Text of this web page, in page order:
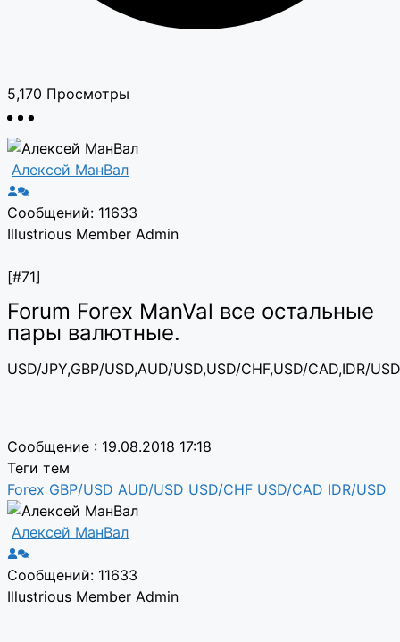
5,170 Просмотры
Алексей МанВал
Сообщений: 11633
Illustrious Member Admin
[#71]
Forum Forex ManVal все остальные
пары валютные.
USD/JPY,GBP/USD,AUD/USD,USD/CHF,USD/CAD,IDR/
Сообщение : 19.08.2018 17:18
Теги тем
Forex GBP/USD AUD/USD USD/CHF USD/CAD IDR/USD
Алексей МанВал
Сообщений: 11633
Illustrious Member Admin